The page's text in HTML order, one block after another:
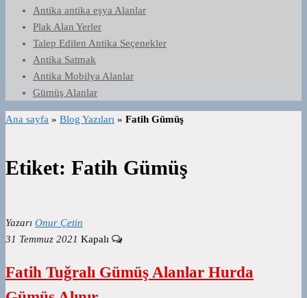
Antika antika eşya Alanlar
Plak Alan Yerler
Talep Edilen Antika Seçenekler
Antika Satmak
Antika Mobilya Alanlar
Gümüş Alanlar
Ana sayfa » Blog Yazıları » Fatih Gümüş
Etiket: Fatih Gümüş
Yazarı Onur Çetin
31 Temmuz 2021 Kapalı
Fatih Tuğralı Gümüş Alanlar Hurda